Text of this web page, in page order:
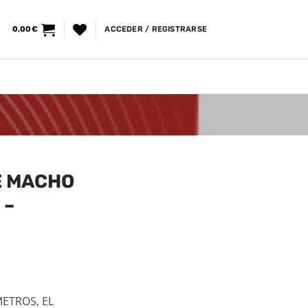
0,00€ ACCEDER / REGISTRARSE
MACHO
EL